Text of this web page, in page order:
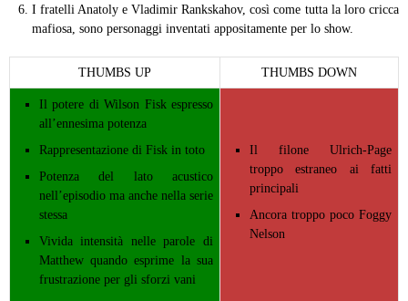
I fratelli Anatoly e Vladimir Rankskahov, così come tutta la loro cricca
mafiosa, sono personaggi inventati appositamente per lo show.
THUMBS UP THUMBS DOWN
Il potere di Wilson Fisk espresso
all’ennesima potenza
Rappresentazione di Fisk in toto
Potenza del lato acustico
nell’episodio ma anche nella serie
stessa
Vivida intensità nelle parole di
Matthew quando esprime la sua
frustrazione per gli sforzi vani
Il filone Ulrich-Page
troppo estraneo ai fatti
principali
Ancora troppo poco Foggy
Nelson